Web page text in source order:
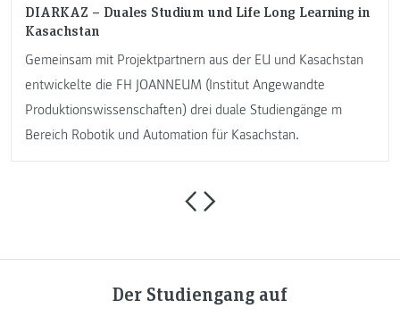
DIARKAZ – Duales Studium und Life Long Learning in
Kasachstan
Gemeinsam mit Projektpartnern aus der EU und Kasachstan
entwickelte die FH JOANNEUM (Institut Angewandte
Produktionswissenschaften) drei duale Studiengänge m
Bereich Robotik und Automation für Kasachstan.
Der Studiengang auf